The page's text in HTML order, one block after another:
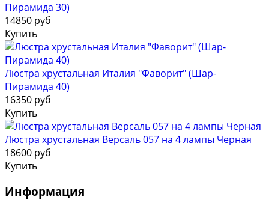
Пирамида 30)
14850 руб
Купить
Люстра хрустальная Италия "Фаворит" (Шар-
Пирамида 40)
16350 руб
Купить
Люстра хрустальная Версаль 057 на 4 лампы Черная
18600 руб
Купить
Информация